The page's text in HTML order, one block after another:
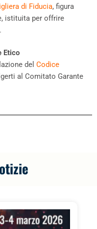
di Fiducia, figura
istituita per offrire
Etico
del Codice
al Comitato Garante